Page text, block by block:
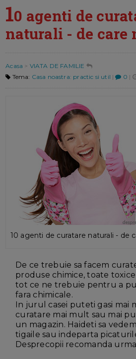
10 agenti de
naturali - de care
Acasa > VIATA DE FAMILIE
Tema: Casa noastra: practic si util | 0 |
10 agenti de curatare naturali - de
De ce trebuie sa facem
produse chimice, toate
tot ce ne trebuie pentru a
fara chimicale.
In jurul casei puteti gasi mai
curatare mai mult sau mai
un magazin. Haideti sa
tigaile sau indeparta
Desprecopii recomanda